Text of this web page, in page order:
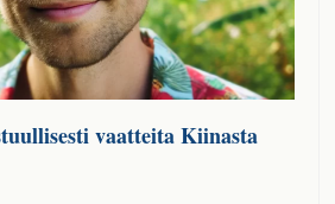
vaatteita Kiinasta